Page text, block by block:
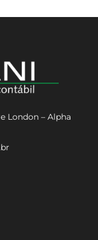
London – Alpha